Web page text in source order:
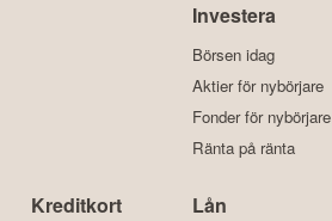
Investera
Börsen idag
Aktier för nybörjare
Fonder för nybörjare
Ränta på ränta
Kreditkort Lån